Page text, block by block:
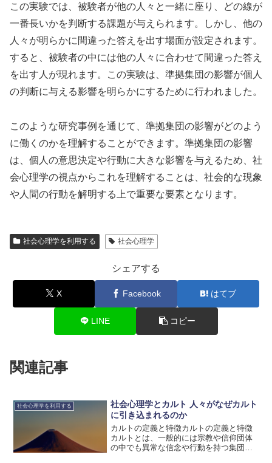
この実験では、被験者が他の人々と一緒に座り、どの線が
一番長いかを判断する課題が与えられます。しかし、他の
人々が明らかに間違った答えを出す場面が設定されます。
すると、被験者の中には他の人々に合わせて間違った答え
を出す人が現れます。この実験は、準拠集団の影響が個人
の判断に与える影響を明らかにするために行われました。
このような研究事例を通じて、準拠集団の影響がどのよう
に働くのかを理解することができます。準拠集団の影響
は、個人の意思決定や行動に大きな影響を与えるため、社
会心理学の視点からこれを理解することは、社会的な現象
や人間の行動を解明する上で重要な要素となります。
社会心理学を利用する 社会心理学
シェアする
X Facebook はてブ
LINE コピー
関連記事
社会心理学を利用する
社会心理学とカルト 人々がなぜカルト
に引き込まれるのか
カルトの定義と特徴カルトの定義と特徴
カルトとは、一般的には宗教や信仰団体
の中でも異常な信念や行動を持つ集団を